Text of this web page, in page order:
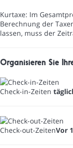
Kurtaxe: Im
Berechnung der
lassen, muss der
Organisieren Sie
Check-in-Zeiten
Check-out-ZeitenVor